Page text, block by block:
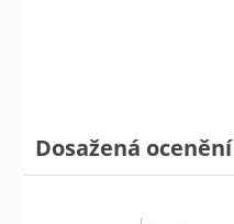
Dosažená ocenění